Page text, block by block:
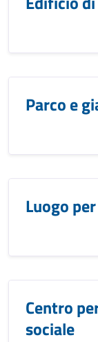
Parco e
Luogo
Centro
sociale